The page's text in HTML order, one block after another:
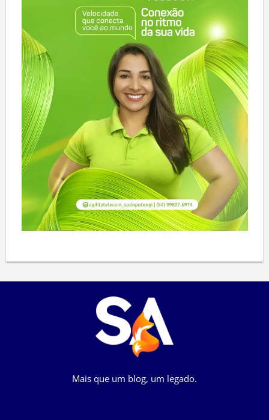
Mais que um blog, um legado.